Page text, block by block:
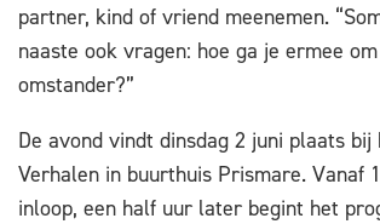
partner, kind of vriend meenemen.
naaste ook vragen: hoe ga je ermee
omstander?”
De avond vindt dinsdag 2 juni plaats bij
Verhalen in buurthuis Prismare. Vanaf
inloop, een half uur later begint het